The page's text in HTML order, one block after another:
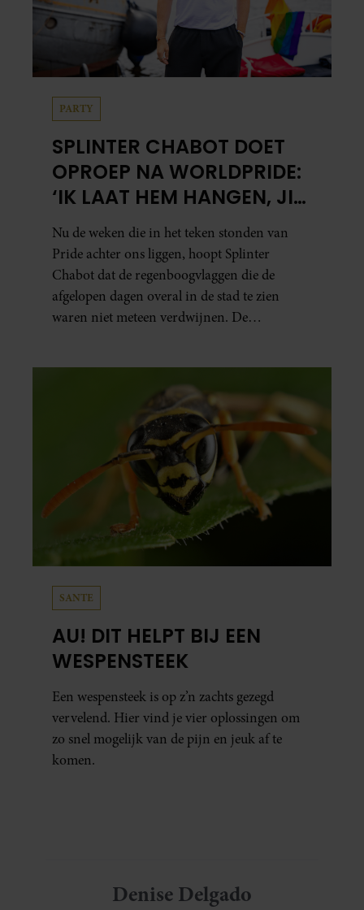
PARTY
SPLINTER CHABOT DOET
OPROEP NA WORLDPRIDE:
‘IK LAAT HEM HANGEN, JIJ
HOPELIJK OOK’
Nu de weken die in het teken stonden van
Pride achter ons liggen, hoopt Splinter
Chabot dat de regenboogvlaggen die de
afgelopen dagen overal in de stad te zien
waren niet meteen verdwijnen. De
SANTE
AU! DIT HELPT BIJ EEN
WESPENSTEEK
Een wespensteek is op z’n zachts gezegd
vervelend. Hier vind je vier oplossingen om
zo snel mogelijk van de pijn en jeuk af te
komen.
Denise Delgado